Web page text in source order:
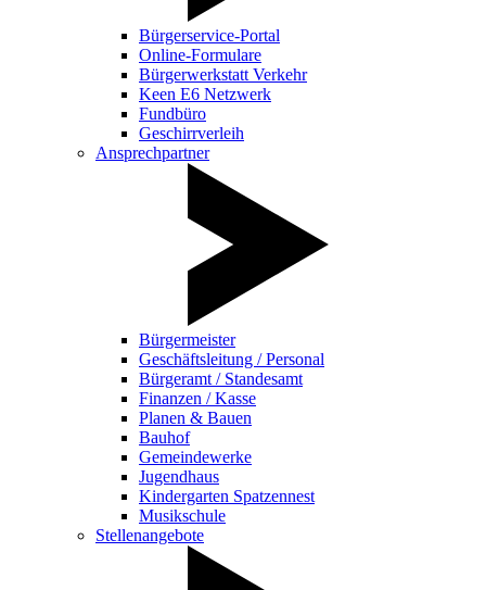
Bürgerservice-Portal
Online-Formulare
Bürgerwerkstatt Verkehr
Keen E6 Netzwerk
Fundbüro
Geschirrverleih
Ansprechpartner
Bürgermeister
Geschäftsleitung / Personal
Bürgeramt / Standesamt
Finanzen / Kasse
Planen & Bauen
Bauhof
Gemeindewerke
Jugendhaus
Kindergarten Spatzennest
Musikschule
Stellenangebote